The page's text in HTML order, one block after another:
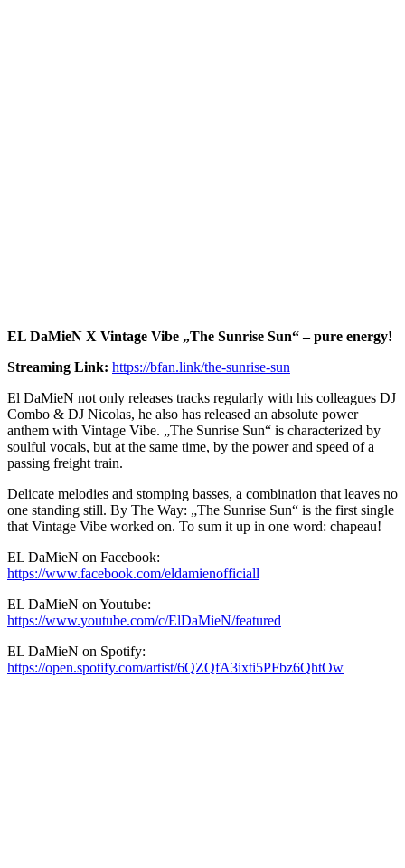
EL DaMieN X Vintage Vibe „The Sunrise Sun“ – pure energy!
Streaming Link: https://bfan.link/the-sunrise-sun
El DaMieN not only releases tracks regularly with his colleagues DJ
Combo & DJ Nicolas, he also has released an absolute power
anthem with Vintage Vibe. „The Sunrise Sun“ is characterized by
soulful vocals, but at the same time, by the power and speed of a
passing freight train.
Delicate melodies and stomping basses, a combination that leaves no
one standing still. By The Way: „The Sunrise Sun“ is the first single
that Vintage Vibe worked on. To sum it up in one word: chapeau!
EL DaMieN on Facebook:
https://www.facebook.com/eldamienofficiall
EL DaMieN on Youtube:
https://www.youtube.com/c/ElDaMieN/featured
EL DaMieN on Spotify:
https://open.spotify.com/artist/6QZQfA3ixti5PFbz6QhtOw